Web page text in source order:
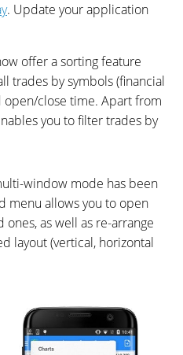
. Update your application
offer a sorting feature
trades by symbols (financial
open/close time. Apart from
you to filter trades by
window mode has been
menu allows you to open
as well as re-arrange
layout (vertical, horizontal